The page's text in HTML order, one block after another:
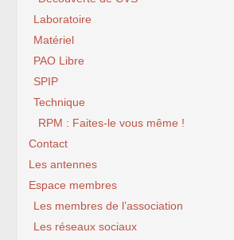
Laboratoire
Matériel
PAO Libre
SPIP
Technique
RPM : Faites-le vous même !
Contact
Les antennes
Espace membres
Les membres de l’association
Les réseaux sociaux